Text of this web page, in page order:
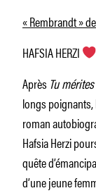
« Rembrandt »
HAFSIA HERZI
Après Tu
longs poignants,
roman
Hafsia Herzi
quête
d’une jeune